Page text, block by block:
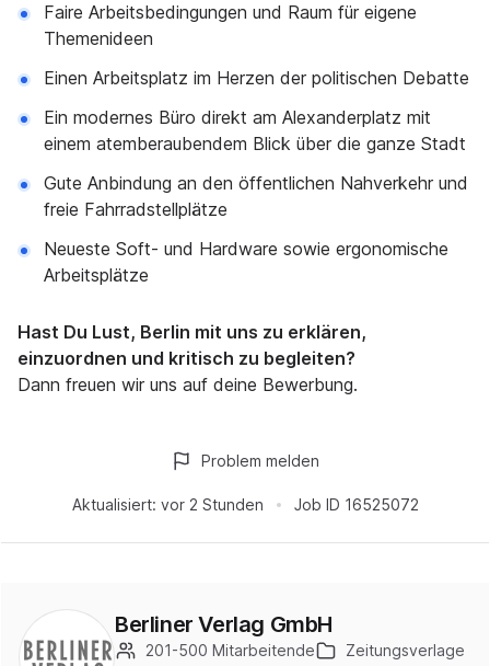
Faire Arbeitsbedingungen und Raum für eigene
Themenideen
Einen Arbeitsplatz im Herzen der politischen Debatte
Ein modernes Büro direkt am Alexanderplatz mit
einem atemberaubendem Blick über die ganze Stadt
Gute Anbindung an den öffentlichen Nahverkehr und
freie Fahrradstellplätze
Neueste Soft- und Hardware sowie ergonomische
Arbeitsplätze
Hast Du Lust, Berlin mit uns zu erklären,
einzuordnen und kritisch zu begleiten?
Dann freuen wir uns auf deine Bewerbung.
Aktualisiert: vor 2 Stunden Job ID 16525072
Problem melden
Berliner Verlag GmbH
201-500 Mitarbeitende Zeitungsverlage